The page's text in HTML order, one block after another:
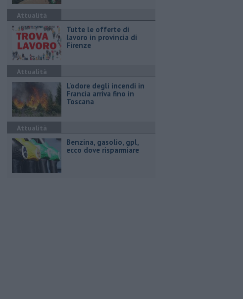
Attualità
​Tutte le offerte di
lavoro in provincia di
Firenze
Attualità
L'odore degli incendi in
Francia arriva fino in
Toscana
Attualità
​Benzina, gasolio, gpl,
ecco dove risparmiare